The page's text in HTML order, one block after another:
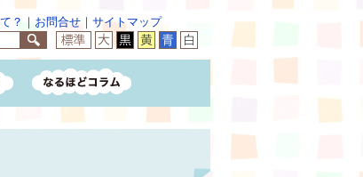
？ ｜ お問合せ ｜ サイトマップ